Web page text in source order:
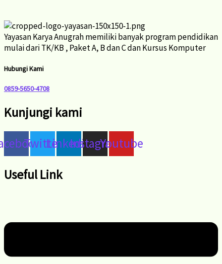
Yayasan Karya Anugrah memiliki banyak program pendidikan
mulai dari TK/KB , Paket A, B dan C dan Kursus Komputer
Hubungi Kami
0859-5650-4708
Kunjungi kami
TwitterLinkedinInstagramYoutube
Useful Link